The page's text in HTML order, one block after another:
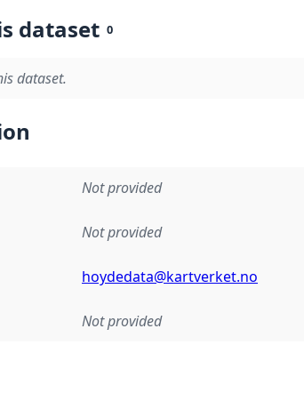
dataset 0
dataset.
Not provided
Not provided
hoydedata@kartverket.no
Not provided